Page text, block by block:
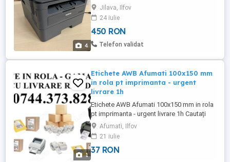
4
bună și perfect funcțională. Ideală atât
pentru acasă, cât și pentru birou, datorită
vitezei mari de imprimare și costurilor
reduse de utilizare. **Caracteristici
principale:** * Imprimare laser monocrom
Jilava, Ilfov
24 iulie
450 RON
Telefon validat
1
Etichete AWB Afumati 100x150 mm
in rola pt imprimanta - urgent
livrare 1h
Etichete AWB Afumati 100x150 mm in rola
pt imprimanta - urgent livrare 1h Cautați
etichete AWB cu livrare rapida in Afumati?
Livram rapid 1-2h la sediul societatii dvs. o
gama variata de role etichete termice
autocolante 100x150 mm direct catre
Afumati, Ilfov
21 iulie
37 RON